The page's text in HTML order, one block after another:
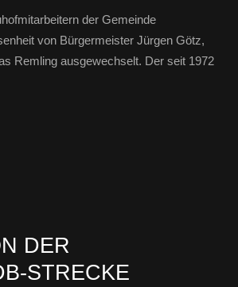
der Gemeinde
von Bürgermeister Jürgen Götz,
Remling ausgewechselt. Der seit 1972
DER
STRECKE